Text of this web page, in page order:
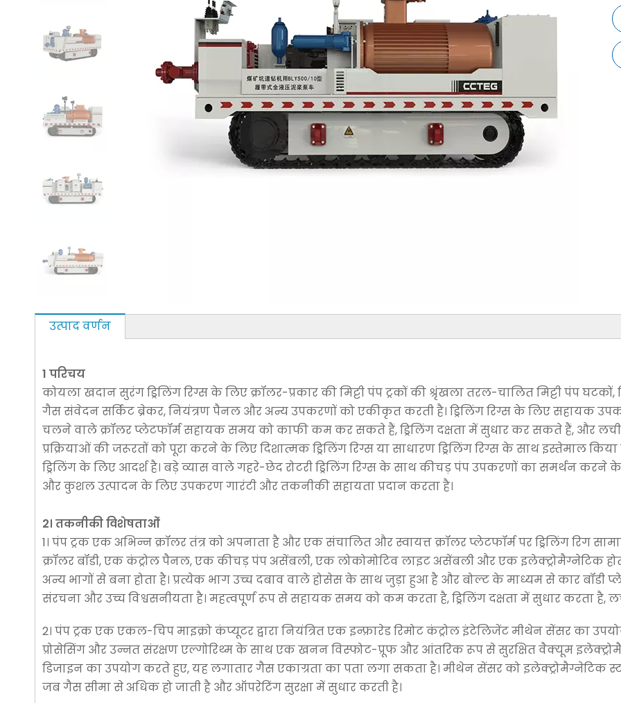
उत्पाद वर्णन
1 परिचय
कोयला खदान सुरंग ड्रिलिंग रिग्स के लिए क्रॉलर-प्रकार की मिट्टी पंप ट्रकों की श्रृंखला तरल-चालित मिट्टी पंप
गैस संवेदन सर्किट ब्रेकर, नियंत्रण पैनल और अन्य उपकरणों को एकीकृत करती है। ड्रिलिंग रिग्स के लिए सहायक
चलने वाले क्रॉलर प्लेटफॉर्म सहायक समय को काफी कम कर सकते हैं, ड्रिलिंग दक्षता में सुधार कर सकते हैं, और
प्रक्रियाओं की जरूरतों को पूरा करने के लिए दिशात्मक ड्रिलिंग रिग्स या साधारण ड्रिलिंग रिग्स के साथ इस्तेमाल
ड्रिलिंग के लिए आदर्श है। बड़े व्यास वाले गहरे-छेद रोटरी ड्रिलिंग रिग्स के साथ कीचड़ पंप उपकरणों का समर्थन
और कुशल उत्पादन के लिए उपकरण गारंटी और तकनीकी सहायता प्रदान करता है।
2। तकनीकी विशेषताओं
1। पंप ट्रक एक अभिन्न क्रॉलर तंत्र को अपनाता है और एक संचालित और स्वायत्त क्रॉलर प्लेटफॉर्म पर ड्रिलिंग
क्रॉलर बॉडी, एक कंट्रोल पैनल, एक कीचड़ पंप असेंबली, एक लोकोमोटिव लाइट असेंबली और एक इलेक्ट्रोमैग्नेटिक
अन्य भागों से बना होता है। प्रत्येक भाग उच्च दबाव वाले होसेस के साथ जुड़ा हुआ है और बोल्ट के माध्यम से कार
संरचना और उच्च विश्वसनीयता है। महत्वपूर्ण रूप से सहायक समय को कम करता है, ड्रिलिंग दक्षता में सुधार करता है,
2। पंप ट्रक एक एकल-चिप माइक्रो कंप्यूटर द्वारा नियंत्रित एक इन्फ्रारेड रिमोट कंट्रोल इंटेलिजेंट मीथेन सेंसर का
प्रोसेसिंग और उन्नत संरक्षण एल्गोरिथ्म के साथ एक खनन विस्फोट-प्रूफ और आंतरिक रूप से सुरक्षित वैक्यूम
डिजाइन का उपयोग करते हुए, यह लगातार गैस एकाग्रता का पता लगा सकता है। मीथेन सेंसर को इलेक्ट्रोमैग्नेटिक
जब गैस सीमा से अधिक हो जाती है और ऑपरेटिंग सुरक्षा में सुधार करती है।